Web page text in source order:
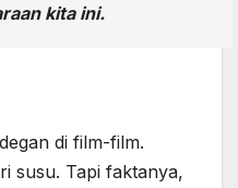
kita ini.
di film-film.
susu. Tapi faktanya,